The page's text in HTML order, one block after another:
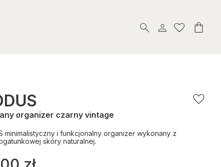
organizer czarny vintage
minimalistyczny i funkcjonalny organizer wykonany z
skóry naturalnej.